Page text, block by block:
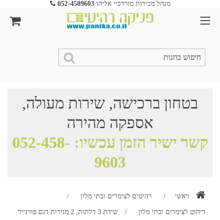
מנהל מכירות מורדכיי אליהו052-4589603
בטחון ברכישה, שירות מעולה,
אספקה מהירה
קשר ישיר הזמן עכשיו: 052-458-
9603
ראשי / רהיטים לצימרים ובתי מלון /
ריהוט לצימרים ובתי מלון / שידת 3 דלתות, 2 מגירות דגם פורנייר